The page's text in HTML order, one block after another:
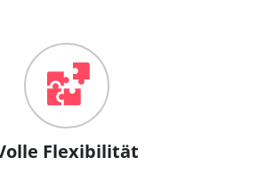
Flexibilität